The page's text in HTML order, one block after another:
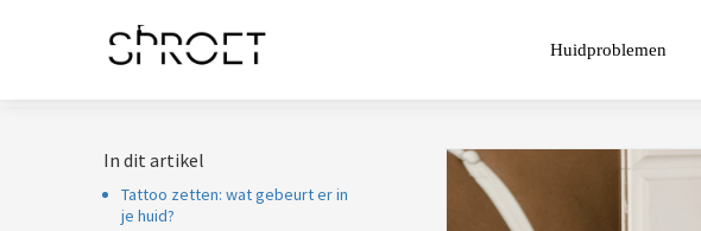
Huidproblemen
In dit artikel
Tattoo zetten: wat gebeurt er in
je huid?
over
gedrag van een